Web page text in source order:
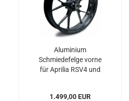
Aluminium
Schmiedefelge vorne
für Aprilia RSV4 und
1.499,00 EUR